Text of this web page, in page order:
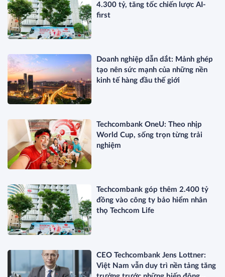
4.300 tỷ, tăng tốc chiến lược AI-
first
Doanh nghiệp dẫn dắt: Mảnh ghép
tạo nên sức mạnh của những nền
kinh tế hàng đầu thế giới
Techcombank OneU: Theo nhịp
World Cup, sống trọn từng trải
nghiệm
Techcombank góp thêm 2.400 tỷ
đồng vào công ty bảo hiểm nhân
thọ Techcom Life
CEO Techcombank Jens Lottner:
Việt Nam vẫn duy trì nền tảng tăng